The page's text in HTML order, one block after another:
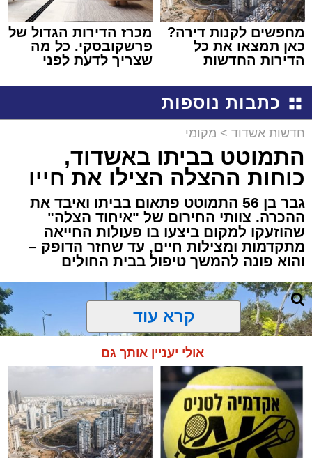
מחפשים לקנות דירה?
כאן תמצאו את כל
הדירות החדשות
מכרז הדירות הגדול של
פרשקובסקי. כל מה
שצריך לדעת לפני
באשדוד
כתבות נוספות
חדשות אשדוד > מקומי
התמוטט בביתו באשדוד,
כוחות ההצלה הצילו את חייו
גבר בן 56 התמוטט פתאום בביתו ואיבד את
ההכרה. צוותי החירום של "איחוד הצלה"
שהוזעקו למקום ביצעו בו פעולות החייאה
מתקדמות ומצילות חיים, עד שחזר הדופק –
והוא פונה להמשך טיפול בבית החולים
קרא עוד
אולי יעניין אותך גם